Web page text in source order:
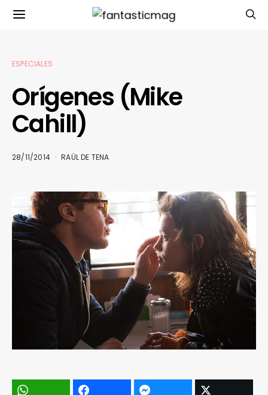
ESPECIALES
Orígenes (Mike
Cahill)
28/11/2014 RAÜL DE TENA